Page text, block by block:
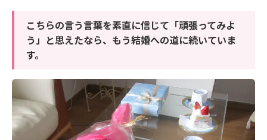
こちらの言う言葉を素直に信じて「頑張ってみよ
う」と思えたなら、もう結婚への道に続いていま
す。